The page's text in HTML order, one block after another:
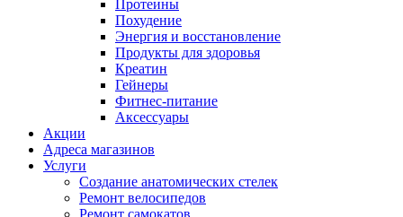
Протеины
Похудение
Энергия и восстановление
Продукты для здоровья
Креатин
Гейнеры
Фитнес-питание
Аксессуары
Акции
Адреса магазинов
Услуги
Создание анатомических стелек
Ремонт велосипедов
Ремонт самокатов